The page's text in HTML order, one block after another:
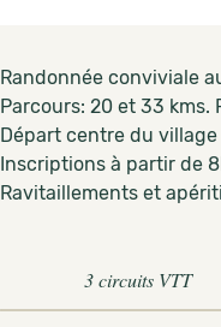
Randonnée conviviale
Parcours: 20 et 33 kms.
Départ centre du
Inscriptions à partir de
Ravitaillements et
3 circuits VTT